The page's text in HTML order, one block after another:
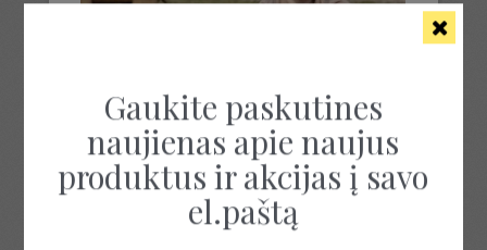
Gaukite paskutines
naujienas apie naujus
produktus ir akcijas į savo
el.paštą